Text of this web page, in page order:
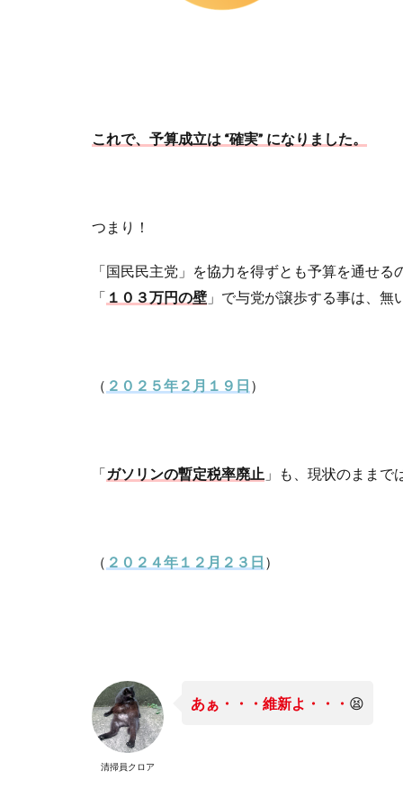
これで、予算成立は “確実” になりました。
つまり！
「国民民主党」を協力を得ずとも予算を通せる
「 １０３万円の壁 」で与党が譲歩する事は、無
（ ２０２５年２月１９日 ）
「ガソリンの暫定税率廃止 」も、現状のままで
（ ２０２４年１２月２３日 ）
清掃員クロア
あぁ・・・維新よ・・・ 😫